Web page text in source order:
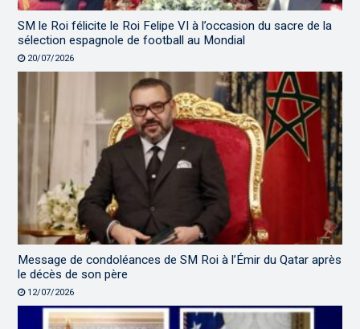
SM le Roi félicite le Roi Felipe VI à l’occasion du sacre de la
sélection espagnole de football au Mondial
20/07/2026
Message de condoléances de SM Roi à l’Émir du Qatar après
le décès de son père
12/07/2026